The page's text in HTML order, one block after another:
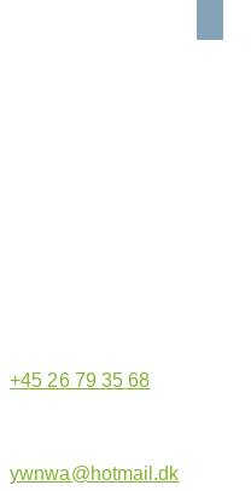
+45 26 79 35 68
ywnwa@hotmail.dk